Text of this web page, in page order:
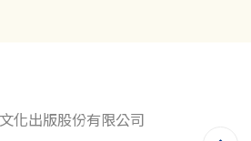
化出版股份有限公司